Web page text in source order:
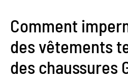
Comment
des vêtements
des chaussures